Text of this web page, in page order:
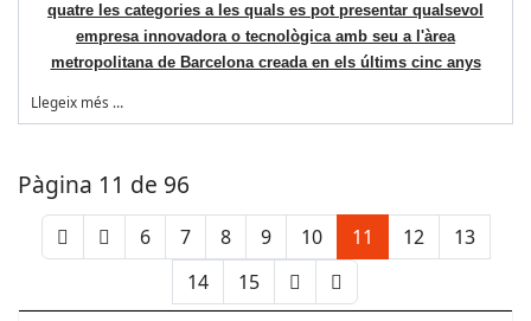
quatre les categories a les quals es pot presentar qualsevol
empresa innovadora o tecnològica amb seu a l'àrea
metropolitana de Barcelona creada en els últims cinc anys
Llegeix més …
Pàgina 11 de 96
6 7 8 9 10 11 12
13
14
15